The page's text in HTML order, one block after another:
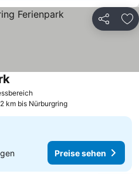
Teilen
km bis Nürburgring
Preise sehen